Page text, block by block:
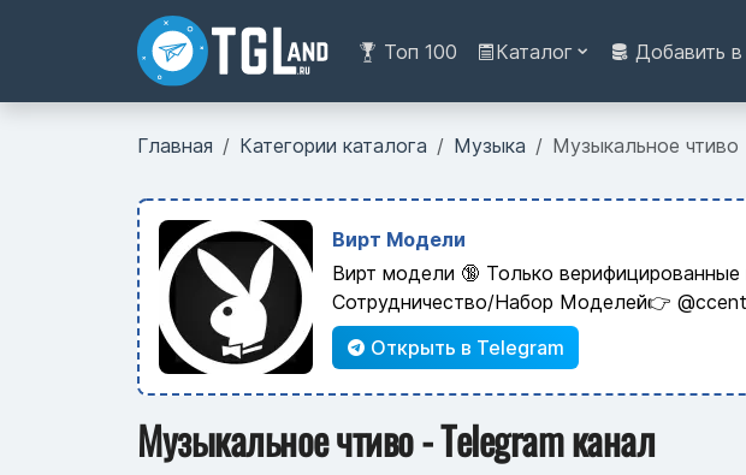
Топ 100 Каталог Добавить в
Главная Категории каталога Музыка Музыкальное чтиво
Вирт Модели
Вирт модели 🔞 Только
Сотрудничество/Набор Моделей👉
Открыть в Telegram
Музыкальное чтиво - Telegram канал